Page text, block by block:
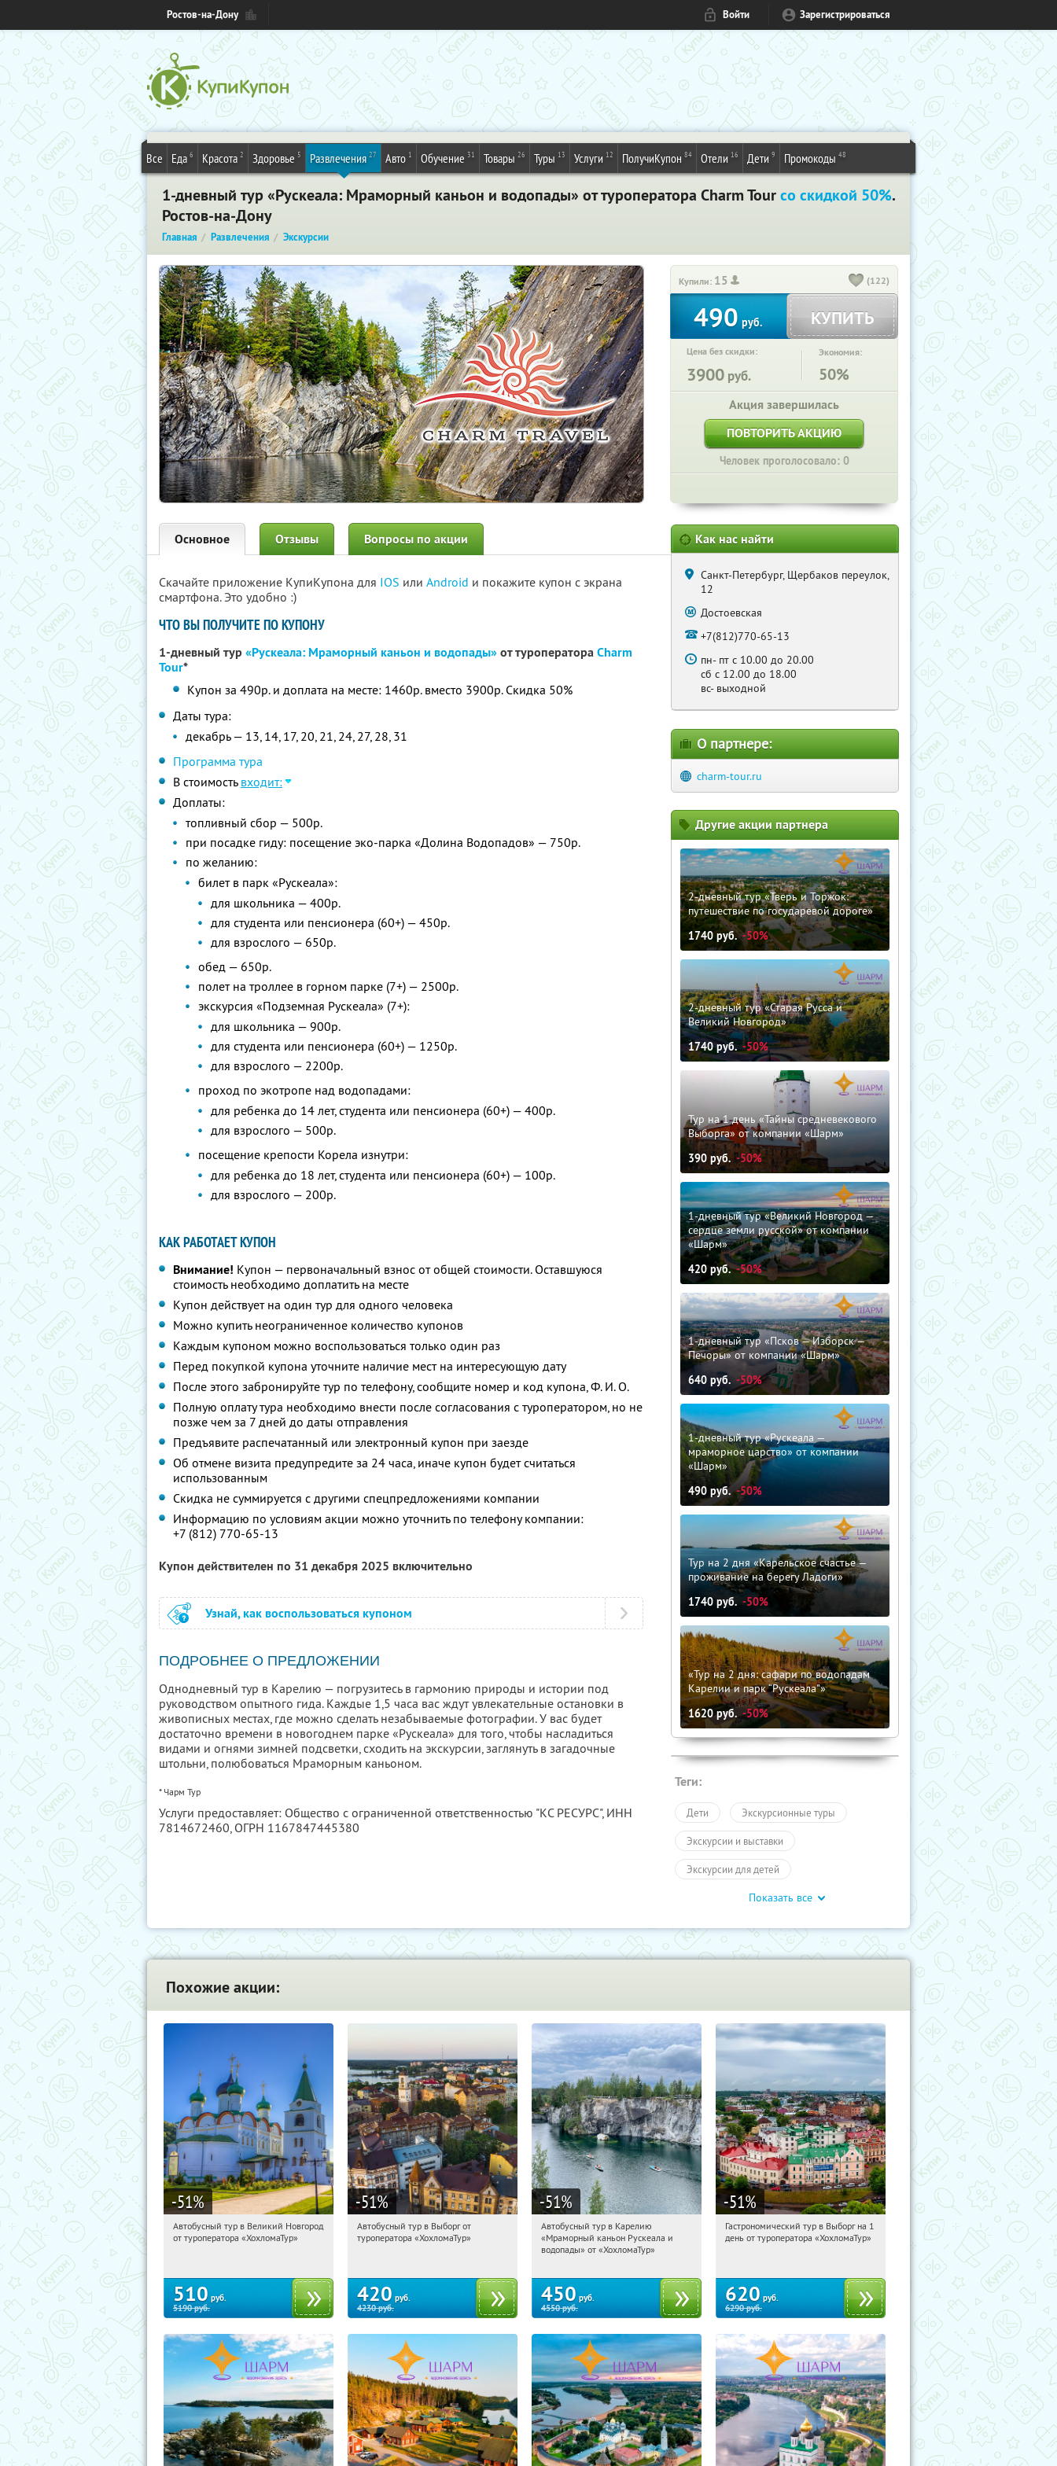
Ростов-на-Дону Войти Зарегистрироваться
Все Еда 6 Красота 2 Здоровье 5 Развлечения 27 Авто 1 Обучение 31 Товары 26 Туры 13 Услуги 12 ПолучиКупон 84 Отели 16 Дети 9 Промокоды 48
1-дневный тур «Рускеала: Мраморный каньон и водопады» от туроператора Charm Tourсо скидкой 50%.
Ростов-на-Дону
Главная Развлечения Экскурсии
Купили: 15 (122)
490 руб. КУПИТЬ
Цена без скидки:
3900 руб.
Экономия:
50%
Акция завершилась
ПОВТОРИТЬ АКЦИЮ
Человек проголосовало: 0
Основное Отзывы Вопросы по акции
Скачайте приложение КупиКупона для IOS или Android и покажите купон с экрана
смартфона. Это удобно :)
ЧТО ВЫ ПОЛУЧИТЕ ПО КУПОНУ
1-дневный тур «Рускеала: Мраморный каньон и водопады»от туроператораCharm
Tour*
Купон за 490р. и доплата на месте: 1460р. вместо 3900р. Скидка 50%
Даты тура:
декабрь — 13, 14, 17, 20, 21, 24, 27, 28, 31
Программа тура
В стоимость входит:
Доплаты:
топливный сбор — 500р.
при посадке гиду: посещение эко-парка «Долина Водопадов» — 750р.
по желанию:
билет в парк «Рускеала»:
для школьника — 400р.
для студента или пенсионера (60+) — 450р.
для взрослого — 650р.
обед — 650р.
полет на троллее в горном парке (7+) — 2500р.
экскурсия «Подземная Рускеала» (7+):
для школьника — 900р.
для студента или пенсионера (60+) — 1250р.
для взрослого — 2200р.
проход по экотропе над водопадами:
для ребенка до 14 лет, студента или пенсионера (60+) — 400р.
для взрослого — 500р.
посещение крепости Корела изнутри:
для ребенка до 18 лет, студента или пенсионера (60+) — 100р.
для взрослого — 200р.
КАК РАБОТАЕТ КУПОН
Внимание! Купон — первоначальный взнос от общей стоимости. Оставшуюся
стоимость необходимо доплатить на месте
Купон действует на один тур для одного человека
Можно купить неограниченное количество купонов
Каждым купоном можно воспользоваться только один раз
Перед покупкой купона уточните наличие мест на интересующую дату
После этого забронируйте тур по телефону, сообщите номер и код купона,Ф. И. О.
Полную оплату тура необходимо внести после согласования с туроператором, но не
позже чем за 7 дней до даты отправления
Предъявите распечатанный или электронный купон при заезде
Об отмене визита предупредите за 24 часа, иначе купон будет считаться
использованным
Скидка не суммируется с другими спецпредложениями компании
Информацию по условиям акции можно уточнить по телефону компании:
+7 (812) 770-65-13
Купон действителен по 31 декабря 2025 включительно
Узнай, как воспользоваться купоном
ПОДРОБНЕЕ О ПРЕДЛОЖЕНИИ
Однодневный тур в Карелию — погрузитесь в гармонию природы и истории под
руководством опытного гида. Каждые 1,5 часа вас ждут увлекательные остановки в
живописных местах, где можно сделать незабываемые фотографии. У вас будет
достаточно времени в новогоднем парке «Рускеала» для того, чтобы насладиться
видами и огнями зимней подсветки, сходить на экскурсии, заглянуть в загадочные
штольни, полюбоваться Мраморным каньоном.
* Чарм Тур
Услуги предоставляет: Общество с ограниченной ответственностью "КС РЕСУРС", ИНН
7814672460, ОГРН 1167847445380
Как нас найти
Санкт-Петербург, Щербаков переулок,
12
Достоевская
+7(812)770-65-13
пн- пт с 10.00 до 20.00
сб с 12.00 до 18.00
вс- выходной
О партнере:
charm-tour.ru
Другие акции партнера
2-дневный тур «Тверь и Торжок:
путешествие по государевой дороге»
1740руб. -50%
2-дневный тур «Старая Русса и
Великий Новгород»
1740руб. -50%
Тур на 1 день «Тайны средневекового
Выборга» от компании «Шарм»
390 руб. -50%
1-дневный тур «Великий Новгород —
сердце земли русской» от компании
«Шарм»
420 руб. -50%
1-дневный тур «Псков — Изборск —
Печоры» от компании «Шарм»
640 руб. -50%
1-дневный тур «Рускеала —
мраморное царство» от компании
«Шарм»
490 руб. -50%
Тур на 2 дня «Карельское счастье —
проживание на берегу Ладоги»
1740 руб. -50%
«Тур на 2 дня: сафари по водопадам
Карелии и парк “Рускеала"»
1620руб. -50%
Теги:
Дети Экскурсионные туры
Экскурсии и выставки
Экскурсии для детей
Автобусные экскурсии
Пешие экскурсии Карелия
Экскурсии Туры Развлечения
Показать все
Похожие акции:
-51%
21:17:29 Купили:2
Автобусный тур в Великий Новгород
от туроператора «ХохломаТур»
510 руб.
5190руб.
-51%
21:17:29 Купили:
Автобусный тур в Выборг от
туроператора «ХохломаТур»
420 руб.
4230руб.
-51%
21:17:29 Купили:
Сенная площадь
Автобусный тур в Карелию
«Мраморный каньон Рускеала и
водопады» от «ХохломаТур»
450 руб.
4550руб.
-51%
21:17:29
Купи первым!
Гастрономический тур в Выборг на 1
день от туроператора «ХохломаТур»
620 руб.
6290руб.